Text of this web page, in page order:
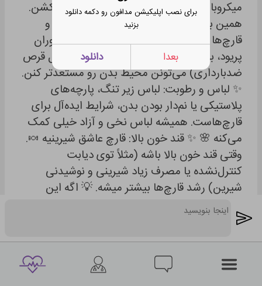
میکروبای بد، باکتریای خوب بدن رو هم می‌کشن.
همین باعث میشه تعادل محیط به هم بریزه و
قارچ‌ها جولون بدن. ✨ تغییرات هورمونی: دوران
پریود، بارداری یا مصرف بعضی قرص‌ها (مثل قرص
ضدبارداری) می‌تونن محیط بدن رو مستعدتر کنن.
✨ لباس و رطوبت: لباس زیر تنگ، پارچه‌های
پلاستیکی یا نم‌دار بودن بدن، شرایط ایده‌آل برای
قارچ‌هاست. همیشه لباس نخی و آزاد خیلی کمک
می‌کنه 🌸 ✨ قند خون بالا: قارچ عاشق شیرینیه 🍬.
وقتی قند خون بالا باشه (مثلاً توی دیابت
کنترل‌نشده یا مصرف زیاد شیرینی و نوشیدنی
شیرین) رشد قارچ‌ها بیشتر میشه. 💡 اگه این
مشکل برات هی تکرار میشه، فقط به دوش گرفتن
و رعایت بهداشت بسنده نکن. حتماً به دکتر مراجعه
کن تا علت اصلی مشخص بشه. گاهی نیاز به درمان
تخصصی‌تر هست. یادت باشه: 🔹 سبک زندگی
سالم (خواب کافی، استرس کمتر، تغذیه درست) 🔹
برای نصب اپلیکیشن مدافون رو دکمه دانلود
بزنید
بعدا دانلود